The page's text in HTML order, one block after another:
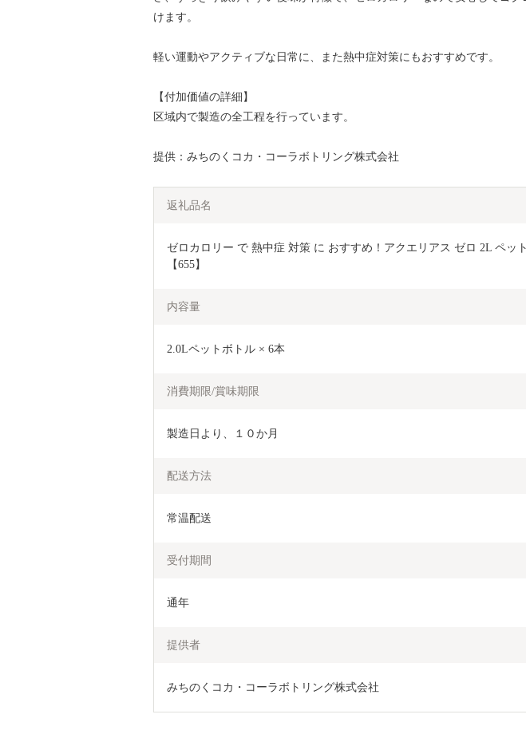
けます。
軽い運動やアクティブな日常に、また熱中症対策にもおすすめです。
【付加価値の詳細】
区域内で製造の全工程を行っています。
提供：みちのくコカ・コーラボトリング株式会社
返礼品名
ゼロカロリー で 熱中症 対策 に おすすめ！アクエリアス ゼロ 2L ペッ
【655】
内容量
2.0Lペットボトル × 6本
消費期限/賞味期限
製造日より、１０か月
配送方法
常温配送
受付期間
通年
提供者
みちのくコカ・コーラボトリング株式会社